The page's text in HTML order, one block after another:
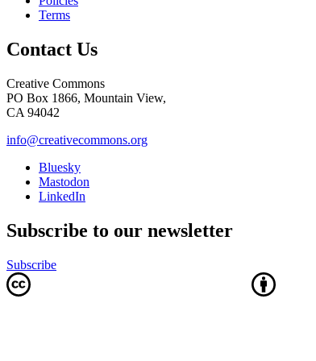
Terms
Contact Us
Creative Commons
PO Box 1866, Mountain View,
CA 94042
info@creativecommons.org
Bluesky
Mastodon
LinkedIn
Subscribe to our newsletter
Subscribe